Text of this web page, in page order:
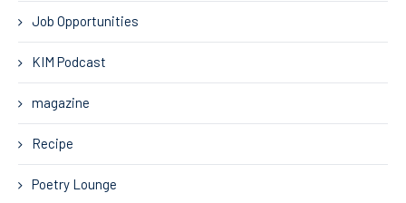
Job Opportunities
KIM Podcast
magazine
Recipe
Poetry Lounge